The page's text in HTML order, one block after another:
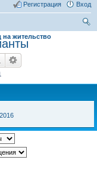
Вход
Регистрация
жительство